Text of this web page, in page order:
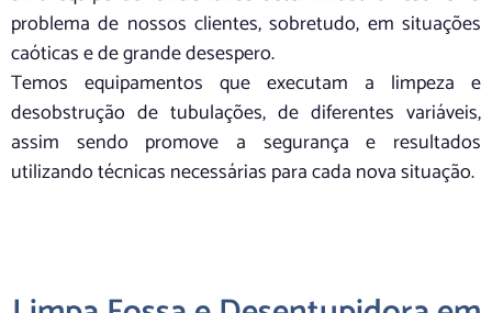
problema de nossos clientes, sobretudo, em situações
caóticas e de grande desespero.
Temos equipamentos que executam a limpeza e
desobstrução de tubulações, de diferentes variáveis,
assim sendo promove a segurança e resultados
utilizando técnicas necessárias para cada nova situação.